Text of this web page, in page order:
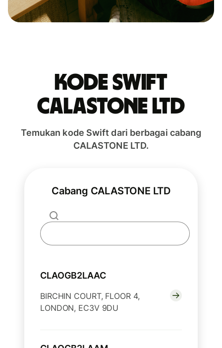
Kode Swift
CALASTONE LTD
Temukan kode Swift dari berbagai cabang
CALASTONE LTD.
Cabang CALASTONE LTD
CLAOGB2LAAC
BIRCHIN COURT, FLOOR 4,
LONDON, EC3V 9DU